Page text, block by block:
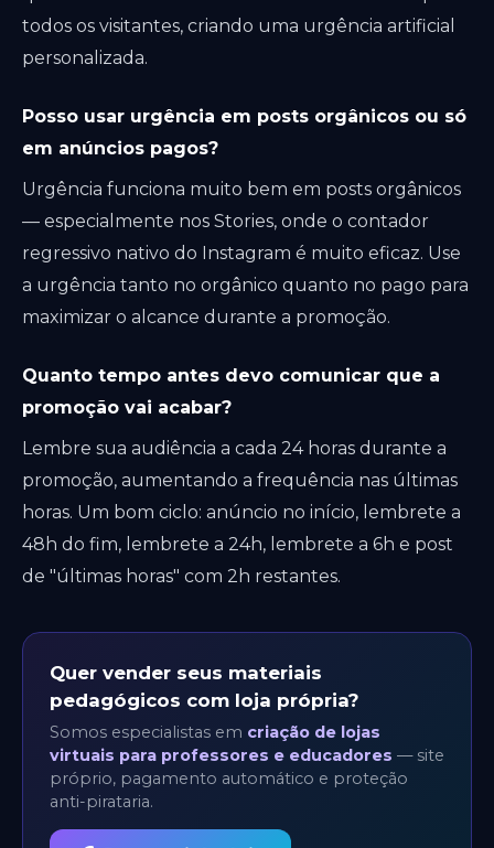
todos os visitantes, criando uma urgência artificial
personalizada.
Posso usar urgência em posts orgânicos ou só
em anúncios pagos?
Urgência funciona muito bem em posts orgânicos
— especialmente nos Stories, onde o contador
regressivo nativo do Instagram é muito eficaz. Use
a urgência tanto no orgânico quanto no pago para
maximizar o alcance durante a promoção.
Quanto tempo antes devo comunicar que a
promoção vai acabar?
Lembre sua audiência a cada 24 horas durante a
promoção, aumentando a frequência nas últimas
horas. Um bom ciclo: anúncio no início, lembrete a
48h do fim, lembrete a 24h, lembrete a 6h e post
de "últimas horas" com 2h restantes.
Quer vender seus materiais
pedagógicos com loja própria?
Somos especialistas em criação de lojas
virtuais para professores e educadores — site
próprio, pagamento automático e proteção
anti-pirataria.